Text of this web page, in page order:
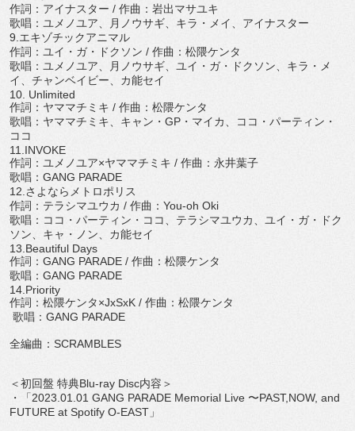
作詞：アイナスター / 作曲：岩出マサユキ
歌唱：ユメノユア、月ノウサギ、キラ・メイ、アイナスター
9. エキゾチックアニマル
作詞：ユイ・ガ・ドクソン / 作曲：松隈ケンタ
歌唱：ユメノユア、月ノウサギ、ユイ・ガ・ドクソン、キラ・ メ
イ、チャンベイビー、カ能セイ
10. Unlimited
作詞：ヤママチミキ / 作曲：松隈ケンタ
歌唱：ヤママチミキ、キャン・ GP ・マイカ、ココ・パーティン・
ココ
11.INVOKE
作詞：ユメノユア×ヤママチミキ / 作曲：永井葉子
歌唱： GANG PARADE
12. さよならメトロポリス
作詞：テラシマユウカ / 作曲： You-oh Oki
歌唱：ココ・パーティン・ココ、テラシマユウカ、ユイ・ガ・
ドク
ソン、キャ・ノン、カ能セイ
13.Beautiful Days
作詞： GANG PARADE / 作曲：松隈ケンタ
歌唱： GANG PARADE
14.Priority
作詞：松隈ケンタ×JxSxK / 作曲：松隈ケンタ
歌唱： GANG PARADE
全編曲： SCRAMBLES
＜初回盤 特典Blu-ray Disc内容＞
・「2023.01.01 GANG PARADE Memorial Live 〜PAST,NOW, and
FUTURE at Spotify O-EAST 」